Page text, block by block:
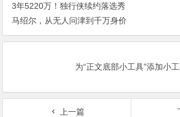
3年5220万！独行侠续约落选秀
马绍尔，从无人问津到千万身价
为“正文底部小工具”添加小
上一篇